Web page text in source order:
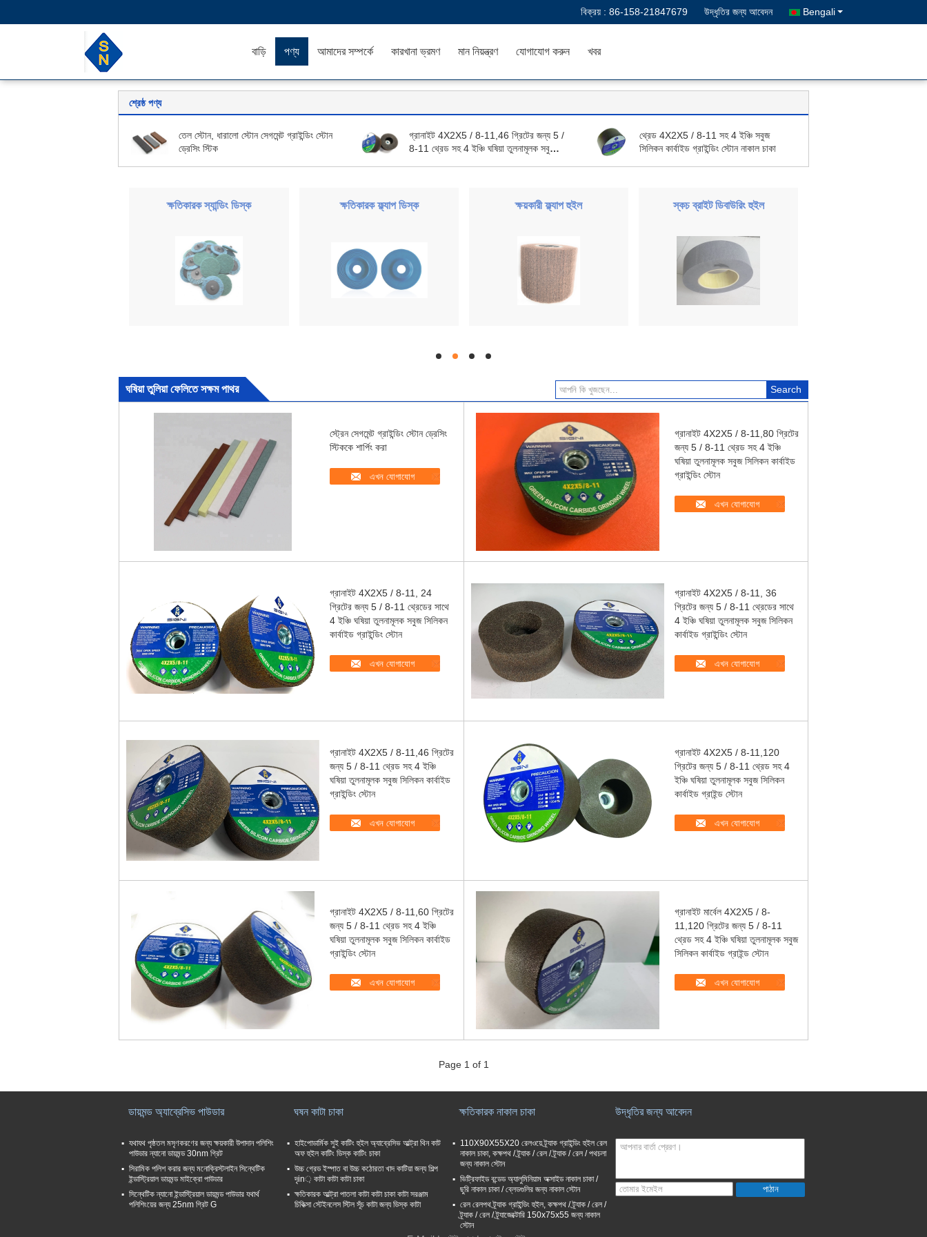
বিক্রয় : 86-158-21847679 উদ্ধৃতির জন্য আবেদন Bengali
বাড়ি পণ্য আমাদের সম্পর্কে কারখানা ভ্রমণ মান নিয়ন্ত্রণ যোগাযোগ করুন খবর
শ্রেষ্ঠ পণ্য
তেল স্টোন, ধারালো স্টোন সেগমেন্ট গ্রাইন্ডিং স্টোন
ড্রেসিং স্টিক
গ্রানাইট 4X2X5 / 8-11,46 গ্রিটের জন্য 5 /
8-11 থ্রেড সহ 4 ইঞ্চি ঘষিয়া তুলনামূলক সবুজ
থ্রেড 4X2X5 / 8-11 সহ 4 ইঞ্চি সবুজ
সিলিকন কার্বাইড গ্রাইন্ডিং স্টোন নাকাল চাকা
ক্ষতিকারক স্যান্ডিং ডিস্ক ক্ষতিকারক ফ্ল্যাপ ডিস্ক ক্ষয়কারী ফ্ল্যাপ হুইল স্কচ ব্রাইট ডিবাউরিং হুইল
hd hd hd hd
ঘষিয়া তুলিয়া ফেলিতে সক্ষম পাথর
স্ট্রেন সেগমেন্ট গ্রাইন্ডিং স্টোন ড্রেসিং
স্টিককে শার্পিং করা
এখন যোগাযোগ
গ্রানাইট 4X2X5 / 8-11,80 গ্রিটের
জন্য 5 / 8-11 থ্রেড সহ 4 ইঞ্চি
ঘষিয়া তুলনামূলক সবুজ সিলিকন কার্বাইড
গ্রাইন্ডিং স্টোন
এখন যোগাযোগ
গ্রানাইট 4X2X5 / 8-11, 24
গ্রিটের জন্য 5 / 8-11 থ্রেডের সাথে
4 ইঞ্চি ঘষিয়া তুলনামূলক সবুজ সিলিকন
কার্বাইড গ্রাইন্ডিং স্টোন
এখন যোগাযোগ
গ্রানাইট 4X2X5 / 8-11, 36
গ্রিটের জন্য 5 / 8-11 থ্রেডের সাথে
4 ইঞ্চি ঘষিয়া তুলনামূলক সবুজ সিলিকন
কার্বাইড গ্রাইন্ডিং স্টোন
এখন যোগাযোগ
গ্রানাইট 4X2X5 / 8-11,46 গ্রিটের
জন্য 5 / 8-11 থ্রেড সহ 4 ইঞ্চি
ঘষিয়া তুলনামূলক সবুজ সিলিকন কার্বাইড
গ্রাইন্ডিং স্টোন
এখন যোগাযোগ
গ্রানাইট 4X2X5 / 8-11,120
গ্রিটের জন্য 5 / 8-11 থ্রেড সহ 4
ইঞ্চি ঘষিয়া তুলনামূলক সবুজ সিলিকন
কার্বাইড গ্রাইন্ড স্টোন
এখন যোগাযোগ
গ্রানাইট 4X2X5 / 8-11,60 গ্রিটের
জন্য 5 / 8-11 থ্রেড সহ 4 ইঞ্চি
ঘষিয়া তুলনামূলক সবুজ সিলিকন কার্বাইড
গ্রাইন্ডিং স্টোন
এখন যোগাযোগ
গ্রানাইট মার্বেল 4X2X5 / 8-
11,120 গ্রিটের জন্য 5 / 8-11
থ্রেড সহ 4 ইঞ্চি ঘষিয়া তুলনামূলক সবুজ
সিলিকন কার্বাইড গ্রাইন্ড স্টোন
এখন যোগাযোগ
Page 1 of 1
ডায়মন্ড অ্যাব্রেসিভ পাউডার
যথাযথ পৃষ্ঠতল মসৃণকরণের জন্য ক্ষয়কারী উপাদান পলিশিং
পাউডার ন্যানো ডায়মন্ড 30nm গ্রিট
সিরামিক পলিশ করার জন্য মনোক্রিস্টলাইন সিন্থেটিক
ইন্ডাস্ট্রিয়াল ডায়মন্ড মাইক্রো পাউডার
সিন্থেটিক ন্যানো ইন্ডাস্ট্রিয়াল ডায়মন্ড পাউডার যথার্থ
পলিশিংয়ের জন্য 25nm গ্রিট G
ঘষন কাটা চাকা
হাইপোডার্মিক সুই কাটিং হুইল অ্যাব্রেসিভ আল্ট্রা থিন কাট
অফ হুইল কাটিং ডিস্ক কাটিং চাকা
উচ্চ গ্রেড ইস্পাত বা উচ্চ কঠোরতা খাদ কাটিয়া জন্য শিল্প
দৃin় কাটা কাটা কাটা চাকা
ক্ষতিকারক আল্ট্রা পাতলা কাটা কাটা চাকা কাটা সরঞ্জাম
চিকিত্সা স্টেইনলেস স্টিল সূঁচ কাটা জন্য ডিস্ক কাটা
ক্ষতিকারক নাকাল চাকা
110X90X55X20 রেলওয়ে ট্র্যাক গ্রাইন্ডিং হুইল রেল
নাকাল চাকা, কক্ষপথ / ট্র্যাক / রেল / ট্র্যাক / রেল / পথচলা
জন্য নাকাল স্টোন
ভিট্রিফাইড বন্ডেড অ্যালুমিনিয়াম অক্সাইড নাকাল চাকা /
ছুরি নাকাল চাকা / ব্লেডগুলির জন্য নাকাল স্টোন
রেল রেলপথ ট্র্যাক গ্রাইন্ডিং হুইল, কক্ষপথ / ট্র্যাক / রেল /
ট্র্যাক / রেল / ট্র্যাজেক্টোরি 150x75x55 জন্য নাকাল
স্টোন
উদ্ধৃতির জন্য আবেদন
পাঠান